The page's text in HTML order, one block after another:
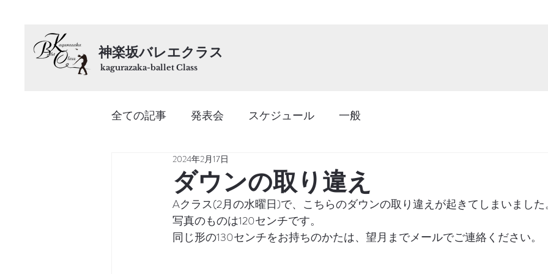
神楽坂バレエクラス
kagurazaka-ballet Class
全ての記事 発表会 スケジュール 一般
ダウンの取り違え
2024年2月17日
Aクラス(2月の水曜日)で、こちらのダウンの取り違えが起きてしまいました
写真のものは120センチです。
同じ形の130センチをお持ちのかたは、望月までメールでご連絡ください。